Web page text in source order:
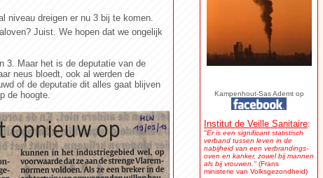
niveau dreigen er nu 3 bij te komen.
Juist. We hopen dat we ongelijk
3. Maar het is de deputatie van de
neus bloedt, ook al werden de
of de deputatie dit alles gaat blijven
de hoogte.
Kampenhout-Sas Ademt op
Institut de Veille Sanitaire:
"Er is een significant statistisch
verband tussen leven in de
nabijheid van een verbrandings-
oven en kanker, zowel bij mannen
als bij vrouwen." (Frans
ministerie van Volksgezondheid)